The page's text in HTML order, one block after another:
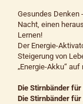
Gesundes Denken
Nacht, einen
Lernen!
Der Energie-
Steigerung von
„Energie-Akku“
Die Stirnbänder
Die Stirnbänder